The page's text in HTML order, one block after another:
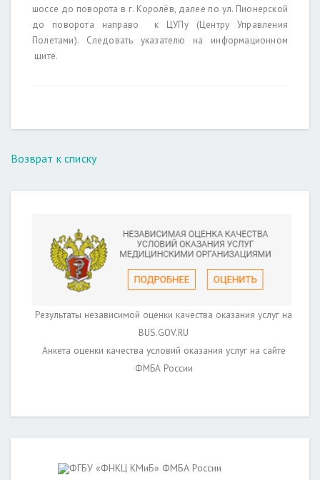
шоссе до поворота в г. Королёв, далее по ул. Пионерской
до поворота направо к ЦУПу (Центру Управления
Полетами). Следовать указателю на информационном
щите.
Возврат к списку
Результаты независимой оценки качества оказания услуг на
BUS.GOV.RU
Анкета оценки качества условий оказания услуг на сайте
ФМБА России
ФГБУ «ФНКЦ КМиБ» ФМБА России